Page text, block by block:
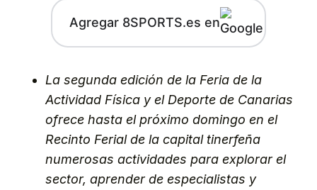
Agregar 8SPORTS.es en
La segunda edición de la Feria de la
Actividad Física y el Deporte de Canarias
ofrece hasta el próximo domingo en el
Recinto Ferial de la capital tinerfeña
numerosas actividades para explorar el
sector, aprender de especialistas y